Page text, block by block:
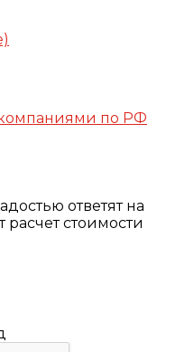
по РФ
ответят на
стоимости